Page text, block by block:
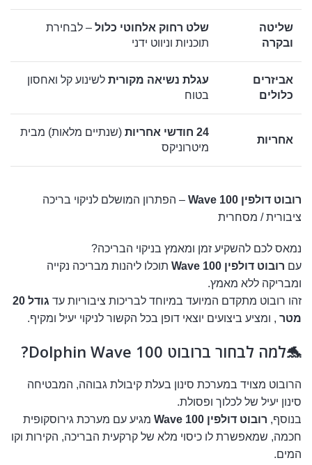
שליטה
ובקרה
שלט רחוק אלחוטי כלול – לבחירת
תוכניות וניווט ידני
אביזרים
כלולים
עגלת נשיאה מקורית לשינוע קל ואחסון
בטוח
אחריות
24 חודשי אחריות
(שנתיים מלאות) מבית
מיטרוניקס
רובוט דולפין Wave 100
– הפתרון המושלם לניקוי בריכה
ציבורית / מסחרית
נמאס לכם להשקיע זמן ומאמץ בניקוי הבריכה?
עם רובוט דולפין Wave 100
תוכלו ליהנות מבריכה נקייה
ומבריקה ללא מאמץ.
זהו רובוט מתקדם המיועד במיוחד לבריכות ציבוריות עד
גודל 20
מטר , ומציע ביצועים יוצאי דופן בכל הקשור לניקוי יעיל ומקיף.
🐬למה לבחור ברובוט Dolphin Wave 100?
הרובוט מצויד במערכת סינון בעלת קיבולת גבוהה, המבטיחה
סינון יעיל של לכלוך ופסולת.
בנוסף, רובוט דולפין Wave 100
מגיע עם מערכת גירוסקופית
חכמה, שמאפשרת לו כיסוי מלא של קרקעית הבריכה, הקירות וקו
המים.